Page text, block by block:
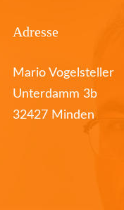
Adresse
Mario Vogelsteller
Unterdamm 3b
32427 Minden